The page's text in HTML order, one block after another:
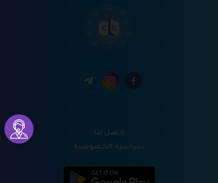
إتصل بنا
سياسية الخصوصية